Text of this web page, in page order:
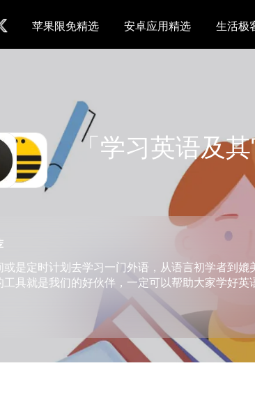
苹果限免精选 安卓应用精选 生活极
「学习英语及
或是定时计划去学习一门外语，从语言初学者到
工具就是我们的好伙伴，一定可以帮助大家学好英